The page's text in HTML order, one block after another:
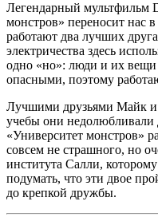
Легендарный мультфильм
монстров» переносит нас
работают два лучших
электричества здесь
одно «но»: люди и их
опасными, поэтому
Лучшими друзьями Майк
учебы они недолюбливали
«Университет монстров»
совсем не страшного, но
института Салли,
подумать, что эти двое
до крепкой дружбы.